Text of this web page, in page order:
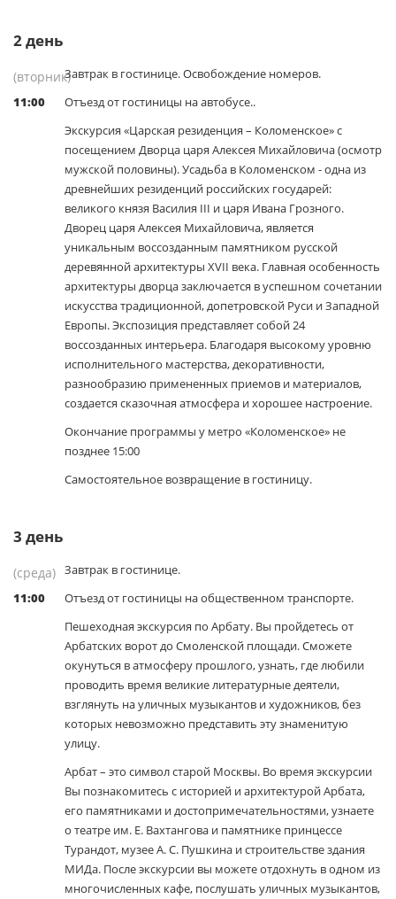
2день
(вторник)Завтрак в гостинице. Освобождение номеров.
11:00
Отъезд от гостиницы на автобусе..
Экскурсия «Царская резиденция – Коломенское» с
посещением Дворца царя Алексея Михайловича (осмотр
мужской половины). Усадьба в Коломенском - одна из
древнейших резиденций российских государей:
великого князя Василия III и царя Ивана Грозного.
Дворец царя Алексея Михайловича, является
уникальным воссозданным памятником русской
деревянной архитектуры XVII века. Главная особенность
архитектуры дворца заключается в успешном сочетании
искусства традиционной, допетровской Руси и Западной
Европы. Экспозиция представляет собой 24
воссозданных интерьера. Благодаря высокому уровню
исполнительного мастерства, декоративности,
разнообразию примененных приемов и материалов,
создается сказочная атмосфера и хорошее настроение.
Окончание программы у метро «Коломенское» не
позднее 15:00
Самостоятельное возвращение в гостиницу.
3 день
(среда) Завтрак в гостинице.
11:00
Отъезд от гостиницы на общественном транспорте.
Пешеходная экскурсия по Арбату. Вы пройдетесь от
Арбатских ворот до Смоленской площади. Сможете
окунуться в атмосферу прошлого, узнать, где любили
проводить время великие литературные деятели,
взглянуть на уличных музыкантов и художников, без
которых невозможно представить эту знаменитую
улицу.
Арбат – это символ старой Москвы. Во время экскурсии
Вы познакомитесь с историей и архитектурой Арбата,
его памятниками и достопримечательностями, узнаете
о театре им. Е. Вахтангова и памятнике принцессе
Турандот, музее А. С. Пушкина и строительстве здания
МИДа. После экскурсии вы можете отдохнуть в одном из
многочисленных кафе, послушать уличных музыкантов,